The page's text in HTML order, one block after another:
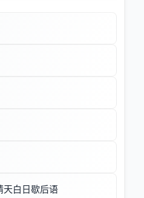
天白日歇后语